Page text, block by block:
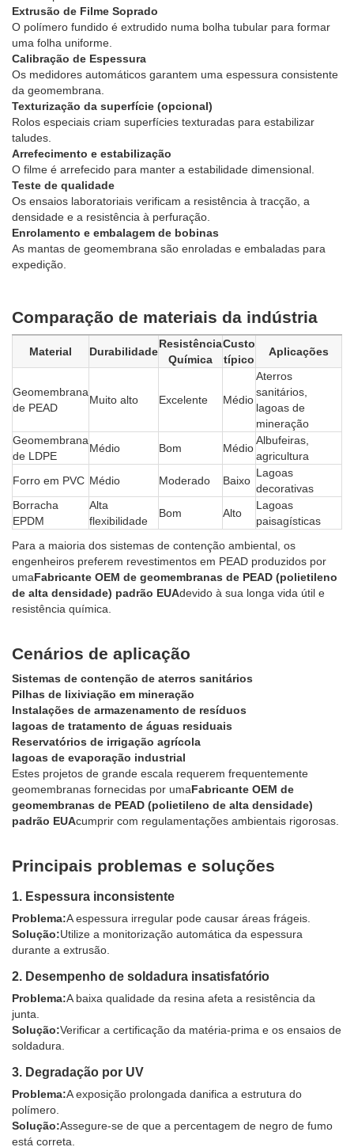
Extrusão de Filme Soprado
O polímero fundido é extrudido numa bolha tubular para formar
uma folha uniforme.
Calibração de Espessura
Os medidores automáticos garantem uma espessura consistente
da geomembrana.
Texturização da superfície (opcional)
Rolos especiais criam superfícies texturadas para estabilizar
taludes.
Arrefecimento e estabilização
O filme é arrefecido para manter a estabilidade dimensional.
Teste de qualidade
Os ensaios laboratoriais verificam a resistência à tracção, a
densidade e a resistência à perfuração.
Enrolamento e embalagem de bobinas
As mantas de geomembrana são enroladas e embaladas para
expedição.
Comparação de materiais da indústria
Material Durabilidade
Resistência
Química
Custo
típico
Aplicações
Geomembrana
de PEAD
Muito alto Excelente Médio
Aterros
sanitários,
lagoas de
mineração
Geomembrana
de LDPE
Médio Bom Médio
Albufeiras,
agricultura
Forro em PVC Médio Moderado Baixo
Lagoas
decorativas
Borracha
EPDM
Alta
flexibilidade
Bom Alto
Lagoas
paisagísticas
Para a maioria dos sistemas de contenção ambiental, os
engenheiros preferem revestimentos em PEAD produzidos por
umaFabricante OEM de geomembranas de PEAD (polietileno
de alta densidade) padrão EUAdevido à sua longa vida útil e
resistência química.
Cenários de aplicação
Sistemas de contenção de aterros sanitários
Pilhas de lixiviação em mineração
Instalações de armazenamento de resíduos
lagoas de tratamento de águas residuais
Reservatórios de irrigação agrícola
lagoas de evaporação industrial
Estes projetos de grande escala requerem frequentemente
geomembranas fornecidas por umaFabricante OEM de
geomembranas de PEAD (polietileno de alta densidade)
padrão EUAcumprir com regulamentações ambientais rigorosas.
Principais problemas e soluções
1. Espessura inconsistente
Problema:A espessura irregular pode causar áreas frágeis.
Solução:Utilize a monitorização automática da espessura
durante a extrusão.
2. Desempenho de soldadura insatisfatório
Problema:A baixa qualidade da resina afeta a resistência da
junta.
Solução:Verificar a certificação da matéria-prima e os ensaios de
soldadura.
3. Degradação por UV
Problema:A exposição prolongada danifica a estrutura do
polímero.
Solução:Assegure-se de que a percentagem de negro de fumo
está correta.